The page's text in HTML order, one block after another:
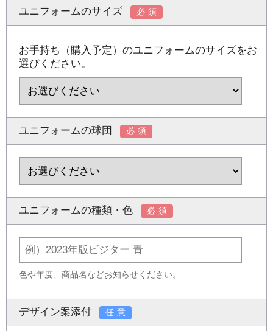
ユニフォームのサイズ 必須
お手持ち（購入予定）のユニフォームのサイズをお
選びください。
ユニフォームの球団 必須
ユニフォームの種類・色 必須
色や年度、商品名などお知らせください。
デザイン案添付 任意